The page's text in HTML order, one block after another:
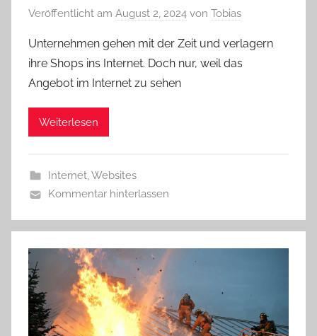
Veröffentlicht am August 2, 2024 von Tobias
Unternehmen gehen mit der Zeit und verlagern
ihre Shops ins Internet. Doch nur, weil das
Angebot im Internet zu sehen
Weiterlesen
Internet,Websites
Kommentar hinterlassen